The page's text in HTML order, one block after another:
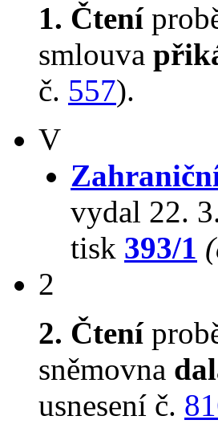
1. Čtení
smlouva
č. 557).
V
vydal 22.
tisk 393/1
2
2. Čtení
sněmovna
usnesení č.